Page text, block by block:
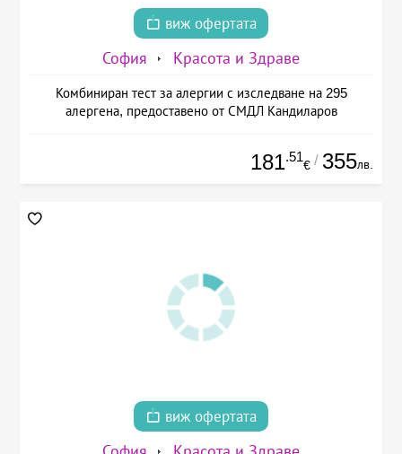
виж офертата
София Красота и Здраве
Комбиниран тест за алергии с изследване на 295
алергена, предоставено от СМДЛ Кандиларов
181.51
€ / 355лв.
виж офертата